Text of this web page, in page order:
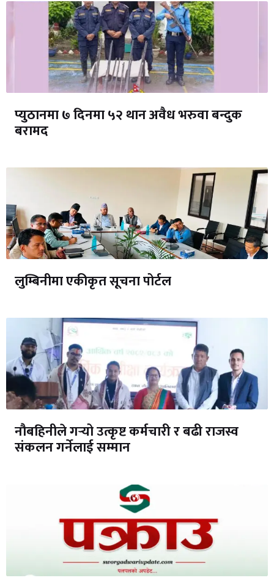
प्युठानमा ७ दिनमा ५२ थान अवैध भरुवा बन्दुक
बरामद
लुम्बिनीमा एकीकृत सूचना पोर्टल
नौबहिनीले गर्‍यो उत्कृष्ट कर्मचारी र बढी राजस्व
संकलन गर्नेलाई सम्मान